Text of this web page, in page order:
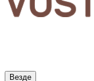
Везде